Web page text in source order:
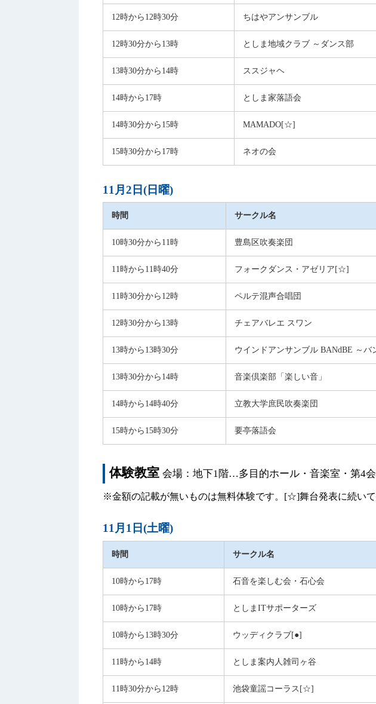
12時から12時30分 ちはやアンサンブル
12時30分から13時 としま地域クラブ ～ダンス部
13時30分から14時 ススジャヘ
14時から17時 としま家落語会
14時30分から15時 MAMADO[☆]
15時30分から17時 ネオの会
11月2日(日曜)
時間 サークル名
10時30分から11時 豊島区吹奏楽団
11時から11時40分 フォークダンス・アゼリア[☆]
11時30分から12時 ペルテ混声合唱団
12時30分から13時 チェアバレエ スワン
13時から13時30分 ウインドアンサンブル BANdBE ～バ
13時30分から14時 音楽倶楽部「楽しい音」
14時から14時40分 立教大学庶民吹奏楽団
15時から15時30分 要亭落語会
体験教室 会場：地下1階…多目的ホール・音楽室・第4
※金額の記載が無いものは無料体験です。[☆]舞台発表に続い
11月1日(土曜)
時間 サークル名
10時から17時 石音を楽しむ会・石心会
10時から17時 としまITサポーターズ
10時から13時30分 ウッディクラブ[●]
11時から14時 としま案内人雑司ヶ谷
11時30分から12時 池袋童謡コーラス[☆]